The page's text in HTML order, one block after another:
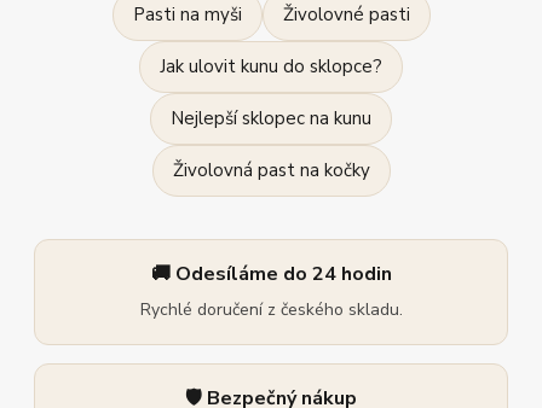
Pasti na myši Živolovné pasti
Jak ulovit kunu do sklopce?
Nejlepší sklopec na kunu
Živolovná past na kočky
🚚 Odesíláme do 24 hodin
Rychlé doručení z českého skladu.
🛡️ Bezpečný nákup